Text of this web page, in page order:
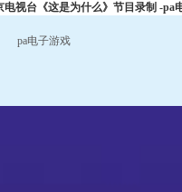
电视台《这是为什么》节目录制 -pa
pa电子游戏